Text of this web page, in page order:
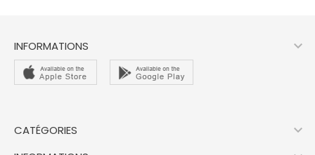
INFORMATIONS 
CATÉGORIES 